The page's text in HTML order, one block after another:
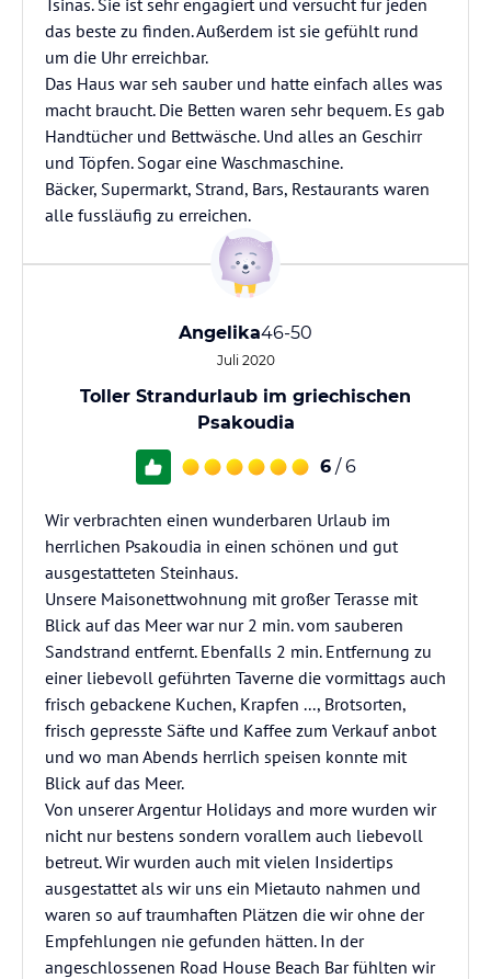
Tsinas. Sie ist sehr engagiert und versucht für jeden
das beste zu finden. Außerdem ist sie gefühlt rund
um die Uhr erreichbar.
Das Haus war seh sauber und hatte einfach alles was
macht braucht. Die Betten waren sehr bequem. Es gab
Handtücher und Bettwäsche. Und alles an Geschirr
und Töpfen. Sogar eine Waschmaschine.
Bäcker, Supermarkt, Strand, Bars, Restaurants waren
alle fussläufig zu erreichen.
Angelika46-50
Juli 2020
Toller Strandurlaub im griechischen
Psakoudia
6 / 6
Wir verbrachten einen wunderbaren Urlaub im
herrlichen Psakoudia in einen schönen und gut
ausgestatteten Steinhaus.
Unsere Maisonettwohnung mit großer Terasse mit
Blick auf das Meer war nur 2 min. vom sauberen
Sandstrand entfernt. Ebenfalls 2 min. Entfernung zu
einer liebevoll geführten Taverne die vormittags auch
frisch gebackene Kuchen, Krapfen ..., Brotsorten,
frisch gepresste Säfte und Kaffee zum Verkauf anbot
und wo man Abends herrlich speisen konnte mit
Blick auf das Meer.
Von unserer Argentur Holidays and more wurden wir
nicht nur bestens sondern vorallem auch liebevoll
betreut. Wir wurden auch mit vielen Insidertips
ausgestattet als wir uns ein Mietauto nahmen und
waren so auf traumhaften Plätzen die wir ohne der
Empfehlungen nie gefunden hätten. In der
angeschlossenen Road House Beach Bar fühlten wir